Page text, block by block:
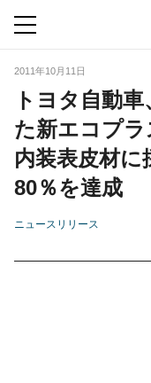
2011年10月11日
トヨタ自動
た新エコプ
内装表皮材に
80％を達成
ニュースリリース